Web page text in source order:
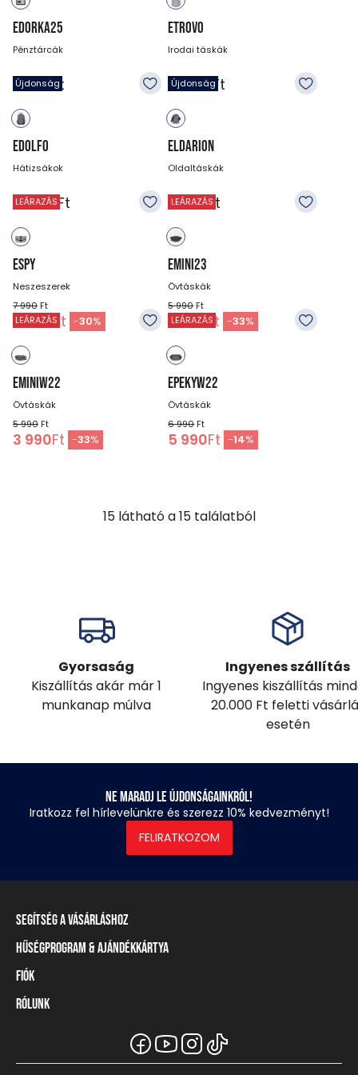
EDORKA25
Pénztárcák
3 990Ft
ETROVO
Irodai táskák
15 990Ft
Újdonság
EDOLFO
Hátizsákok
14 990Ft
Újdonság
ELDARION
Oldaltáskák
11 990Ft
LEÁRAZÁS
ESPY
Neszeszerek
7 990 Ft
5 590Ft -30%
LEÁRAZÁS
EMINI23
Övtáskák
5 990Ft
3 990Ft -33%
LEÁRAZÁS
EMINIW22
Övtáskák
5 990 Ft
3 990Ft -33%
LEÁRAZÁS
EPEKYW22
Övtáskák
6 990Ft
5 990Ft -14%
15látható a15találatból
Gyorsaság
Kiszállítás akár már 1
munkanap múlva
Ingyenes szállítás
Ingyenes kiszállítás
20.000 Ft feletti
esetén
Ne maradj le újdonságainkról!
Iratkozz fel hírlevelünkre és szerezz 10% kedvezményt!
FELIRATKOZOM
Segítség a vásárláshoz
Szállítási információ
Fizetési módok
Mérettáblázat
Üzleteink és viszonteladók
Gyakori kérdések (GYIK)
Hűségprogram & Ajándékkártya
Törzsvásárlói program
Ajándékkártya
Fiók
Belépés / Regisztráció
Rólunk
A Heavy Tools márka
Viszonteladói információ